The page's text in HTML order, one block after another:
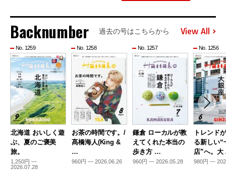
Backnumber 過去の号はこちらから View All
No. 1259
北海道 おいしく遊
ぶ、夏のご褒美
旅。
1,250円 —
2026.07.28
No. 1258
お茶の時間です。/
髙橋海人(King &
…
960円 — 2026.06.26
No. 1257
鎌倉 ローカルが教
えてくれた本当の
歩き方 …
960円 — 2026.05.28
No. 1256
トレンド
る新しい“
店”へ。
980円 —